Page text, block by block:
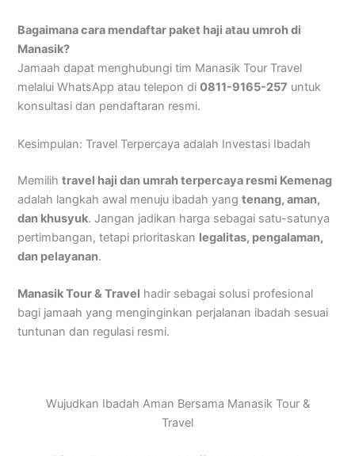
Bagaimana cara mendaftar paket haji atau umroh di
Manasik?
Jamaah dapat menghubungi tim Manasik Tour Travel
melalui WhatsApp atau telepon di0811-9165-257 untuk
konsultasi dan pendaftaran resmi.
Kesimpulan: Travel Terpercaya adalah Investasi Ibadah
Memilihtravel haji dan umrah terpercaya resmi Kemenag
adalah langkah awal menuju ibadah yangtenang, aman,
dan khusyuk. Jangan jadikan harga sebagai satu-satunya
pertimbangan, tetapi prioritaskan legalitas, pengalaman,
dan pelayanan.
Manasik Tour & Travel hadir sebagai solusi profesional
bagi jamaah yang menginginkan perjalanan ibadah sesuai
tuntunan dan regulasi resmi.
Wujudkan Ibadah Aman Bersama Manasik Tour &
Travel